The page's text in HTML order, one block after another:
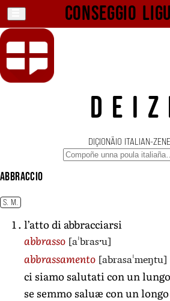
Conseggio
DIÇIONÄIO ITALIAN-
abbraccio
S. M.
l’atto di abbracciarsi
abbrasso [aˈbrasˑu]
abbrassamento [abrasaˈmeŋtu]
ci siamo salutati con un
se semmo saluæ con un longo